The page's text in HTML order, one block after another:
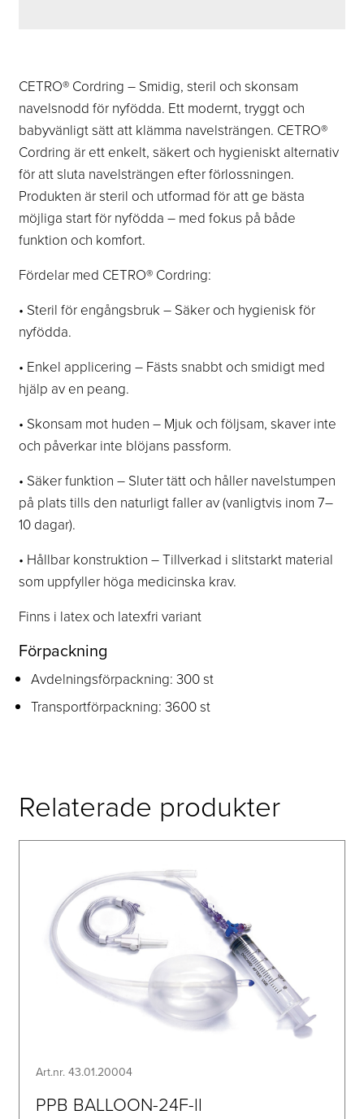
CETRO® Cordring – Smidig, steril och skonsam
navelsnodd för nyfödda. Ett modernt, tryggt och
babyvänligt sätt att klämma navelsträngen. CETRO®
Cordring är ett enkelt, säkert och hygieniskt alternativ
för att sluta navelsträngen efter förlossningen.
Produkten är steril och utformad för att ge bästa
möjliga start för nyfödda – med fokus på både
funktion och komfort.
Fördelar med CETRO® Cordring:
• Steril för engångsbruk – Säker och hygienisk för
nyfödda.
• Enkel applicering – Fästs snabbt och smidigt med
hjälp av en peang.
• Skonsam mot huden – Mjuk och följsam, skaver inte
och påverkar inte blöjans passform.
• Säker funktion – Sluter tätt och håller navelstumpen
på plats tills den naturligt faller av (vanligtvis inom 7–
10 dagar).
• Hållbar konstruktion – Tillverkad i slitstarkt material
som uppfyller höga medicinska krav.
Finns i latex och latexfri variant
Förpackning
Avdelningsförpackning: 300 st
Transportförpackning: 3600 st
Relaterade produkter
Art.nr. 43.01.20004
PPB BALLOON-24F-ll